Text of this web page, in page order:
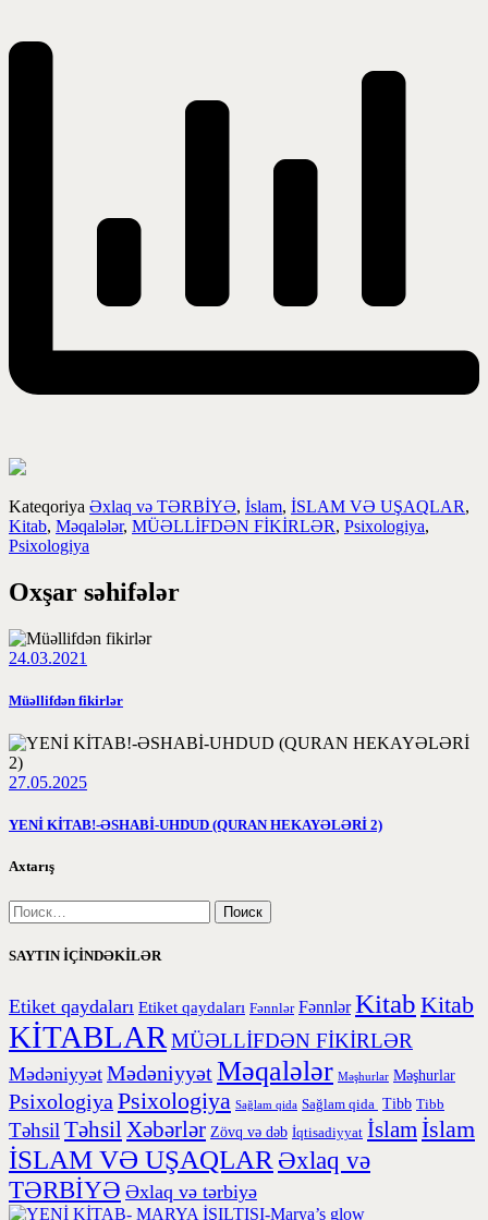
Kateqoriya Əxlaq və TƏRBİYƏ, İslam, İSLAM VƏ UŞAQLAR,
Kitab, Məqalələr, MÜƏLLİFDƏN FİKİRLƏR, Psixologiya,
Psixologiya
Oxşar səhifələr
24.03.2021
Müəllifdən fikirlər
27.05.2025
YENİ KİTAB!-ƏSHABİ-UHDUD (QURAN HEKAYƏLƏRİ 2)
Axtarış
SAYTIN İÇİNDƏKİLƏR
Etiket qaydaları Etiket qaydaları Fənnlər Fənnlər Kitab Kitab
KİTABLAR MÜƏLLİFDƏN FİKİRLƏR
Mədəniyyət MədəniyyətMəqalələr Məşhurlar Məşhurlar
Psixologiya Psixologiya Sağlam qida Sağlam qida Tibb Tibb
Təhsil TəhsilXəbərlər Zövq və dəb İqtisadiyyat İslam İslam
İSLAM VƏ UŞAQLAR Əxlaq və
TƏRBİYƏ Əxlaq və tərbiyə